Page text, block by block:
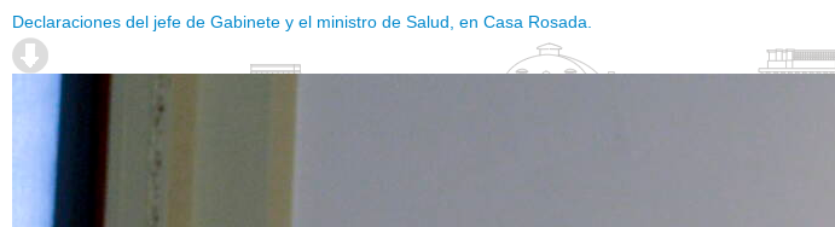
Declaraciones del jefe de Gabinete y el ministro de Salud, en Casa Rosada.